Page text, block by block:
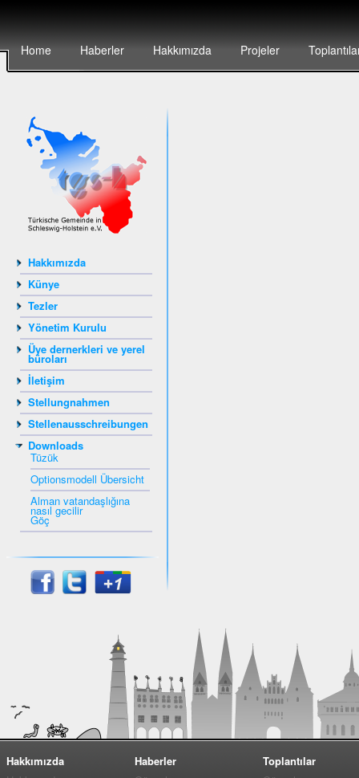
Home Haberler Hakkımızda Projeler
Hakkımızda
Künye
Tezler
Yönetim Kurulu
Üye dernerkleri ve yerel
büroları
İletişim
Stellungnahmen
Stellenausschreibungen
Downloads
Tüzük
Optionsmodell Übersicht
Alman vatandaşlığına
nasıl gecilir
Göç
Hakkımızda
Haberler
Toplantılar